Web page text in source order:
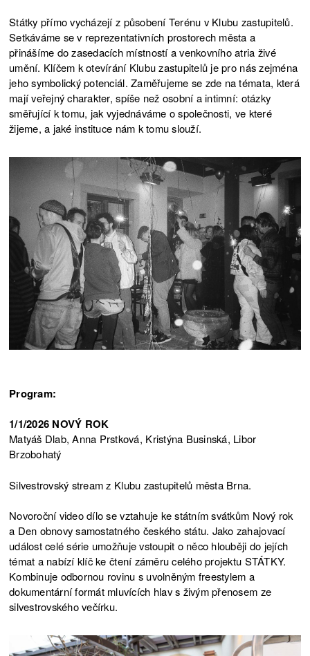
Státky přímo vycházejí z působení Terénu v Klubu zastupitelů.
Setkáváme se v reprezentativních prostorech města a
přinášíme do zasedacích místností a venkovního atria živé
umění. Klíčem k otevírání Klubu zastupitelů je pro nás zejména
jeho symbolický potenciál. Zaměřujeme se zde na témata, která
mají veřejný charakter, spíše než osobní a intimní: otázky
směřující k tomu, jak vyjednáváme o společnosti, ve které
žijeme, a jaké instituce nám k tomu slouží.
Program:
1/1/2026 NOVÝ ROK
Matyáš Dlab, Anna Prstková, Kristýna Businská, Libor
Brzobohatý
Silvestrovský stream z Klubu zastupitelů města Brna.
Novoroční video dílo se vztahuje ke státním svátkům Nový rok
a Den obnovy samostatného českého státu. Jako zahajovací
událost celé série umožňuje vstoupit o něco hlouběji do jejích
témat a nabízí klíč ke čtení záměru celého projektu STÁTKY.
Kombinuje odbornou rovinu s uvolněným freestylem a
dokumentární formát mluvících hlav s živým přenosem ze
silvestrovského večírku.